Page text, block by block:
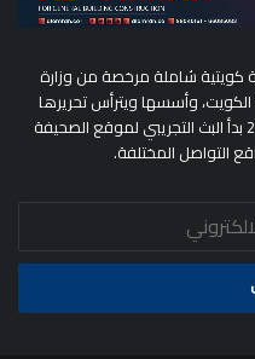
كويتية شاملة مرخصة من وزارة
الكويت، وأسسها ويترأس تحريرها
الكاتب/ مطلق الحريجي ، وفي مايو 2024 بدأ البث التجريبي لموقع الصحيفة
التواصل المختلفة.